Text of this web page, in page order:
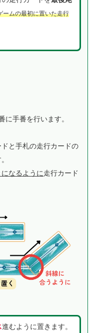
ムの最初に置いた走行
に手番を行います。
と手札の走行カードの
なるように走行カード
進むように置きます。